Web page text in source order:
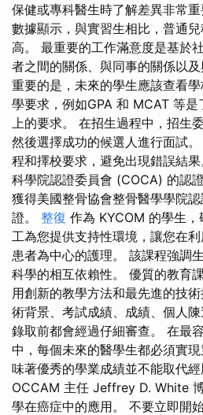
保健或專科醫生時了解差異非常重
數據顯示，與實習生相比，普通
高。 最重要的工作滿意度是基於
者之間的關係、與同事的關係以
重要的是，未來的學生應該查看
學要求，例如GPA 和 MCAT 等
上的要求。 在招生過程中，招生
然後選擇成功的候選人進行面試
程和擇校要求，避免出現錯誤結
科學院認證委員會 (COCA) 的認
獲得美國整骨協會整骨醫學學院
證。 整復 作為 KYCOM 的學生
工為您提供支持性環境，讓您在
患者為中心的護理。 該課程強調
科學的相互依賴性。 優質的教育
用創新的教學方法和最先進的技
術背景、考試成績、成績、個人
錄取前都會經過仔細審查。 在最
中，每個未來的醫學生都必須實
味著優秀的學業成績並不能取代經
OCCAM 主任 Jeffrey D. White
學在癌症中的應用。 不要立即